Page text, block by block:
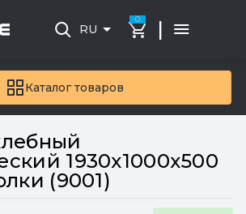
Каталог товаров
RU
0 |
1930х1000х500
(9001)